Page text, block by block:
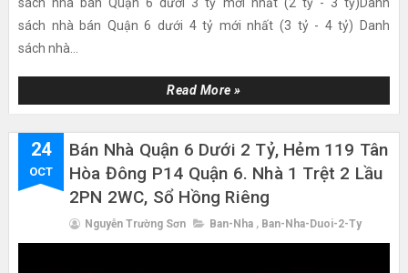
sách nhà bán Quận 6 dưới 4 tỷ mới nhất (3 tỷ - 4 tỷ) Danh
sách nhà...
Read More »
24
OCT
Bán Nhà Quận 6 Dưới 2 Tỷ, Hẻm 119 Tân
Hòa Đông P14 Quận 6. Nhà 1 Trệt 2 Lầu
2PN 2WC, Sổ Hồng Riêng
Nguyễn Trường Sơn Ban-Nha , Ban-Nha-Duoi-2-Ty